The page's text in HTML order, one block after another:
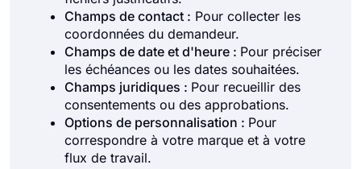
Champs de contact : Pour collecter les
coordonnées du demandeur.
Champs de date et d'heure : Pour préciser
les échéances ou les dates souhaitées.
Champs juridiques : Pour recueillir des
consentements ou des approbations.
Options de personnalisation : Pour
correspondre à votre marque et à votre
flux de travail.